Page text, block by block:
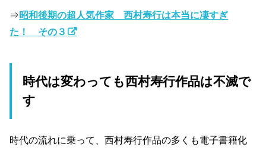
⇒昭和後期の超人気作家 西村寿行は本当に凄すぎ
た！ その３
時代は変わっても西村寿行作品は不滅で
す
時代の流れに乗って、西村寿行作品の多くも電子書籍化